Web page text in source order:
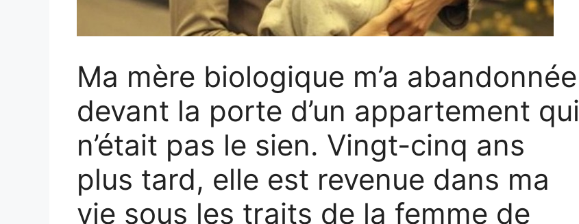
Ma mère biologique m’a abandonnée
devant la porte d’un appartement qui
n’était pas le sien. Vingt-cinq ans
plus tard, elle est revenue dans ma
vie sous les traits de la femme de